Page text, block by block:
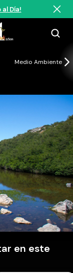
Día!
Medio Ambiente
en este